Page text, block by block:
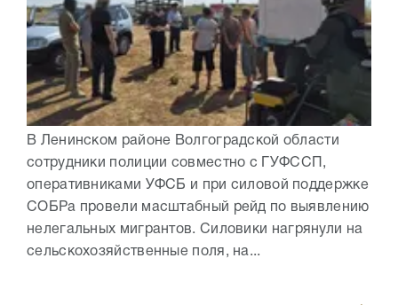
В Ленинском районе Волгоградской области
сотрудники полиции совместно с ГУФССП,
оперативниками УФСБ и при силовой поддержке
СОБРа провели масштабный рейд по выявлению
нелегальных мигрантов. Силовики нагрянули на
сельскохозяйственные поля, на...